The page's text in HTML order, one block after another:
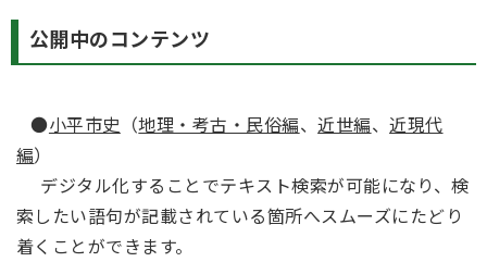
公開中のコンテンツ
●小平市史 （地理・考古・民俗編、近世編、近現代
編）
デジタル化することでテキスト検索が可能になり、検
索したい語句が記載されている箇所へスムーズにたどり
着くことができます。